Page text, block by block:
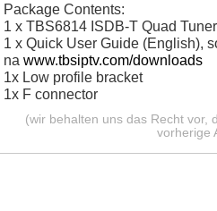
Package Contents:
1 x TBS6814 ISDB-T Quad
1 x Quick User Guide (English),
nawww.tbsiptv.com/downloads
1x Low profile bracket
1x F connector
(wir behalten uns das Recht vor,
vorherige